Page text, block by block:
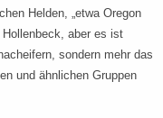
Helden, „etwa Oregon
aber es ist
sondern mehr das
und ähnlichen Gruppen